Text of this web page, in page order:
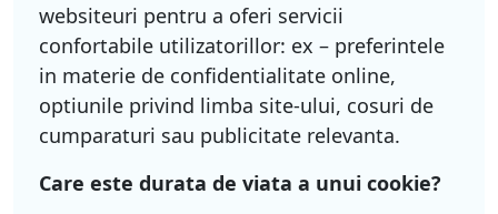
websiteuri pentru a oferi servicii
confortabile utilizatorillor: ex – preferintele
in materie de confidentialitate online,
optiunile privind limba site-ului, cosuri de
cumparaturi sau publicitate relevanta.
Care este durata de viata a unui cookie?